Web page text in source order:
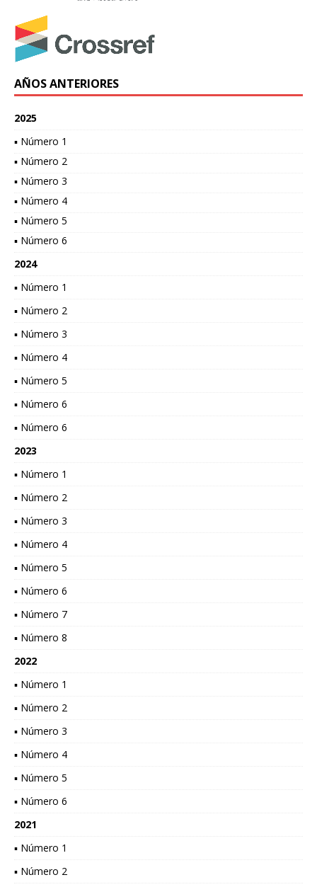
AÑOS ANTERIORES
2025
▪ Número 1
▪ Número 2
▪ Número 3
▪ Número 4
▪ Número 5
▪ Número 6
2024
▪ Número 1
▪ Número 2
▪ Número 3
▪ Número 4
▪ Número 5
▪ Número 6
▪ Número 6
2023
▪ Número 1
▪ Número 2
▪ Número 3
▪ Número 4
▪ Número 5
▪ Número 6
▪ Número 7
▪ Número 8
2022
▪ Número 1
▪ Número 2
▪ Número 3
▪ Número 4
▪ Número 5
▪ Número 6
2021
▪ Número 1
▪ Número 2